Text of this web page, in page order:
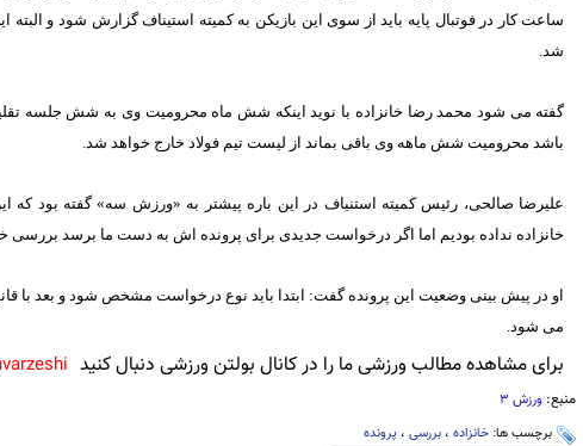
ساعت کار در فوتبال پایه باید از سوی این بازیکن به کمیته استیناف گزارش شود و
شد.
گفته می شود محمد رضا خانزاده با نوید اینکه شش ماه محرومیت وی به شش جلسه تقلیل
باشد محرومیت شش ماهه وی باقی بماند از لیست تیم فولاد خارج خواهد شد.
علیرضا صالحی، رئیس کمیته استنیاف در این باره پیشتر به «ورزش سه» گفته بود
خانزاده نداده بودیم اما اگر درخواست جدیدی برای پرونده اش به دست ما برسد بررسی
او در پیش بینی وضعیت این پرونده گفت: ابتدا باید نوع درخواست مشخص شود و بعد با
می شود.
برای مشاهده مطالب ورزشی ما را در کانال بولتن ورزشی دنبال کنید
منبع: ورزش 3
برچسب ها: خانزاده، بررسی، پرونده